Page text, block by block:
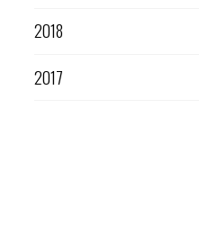
2018
2017